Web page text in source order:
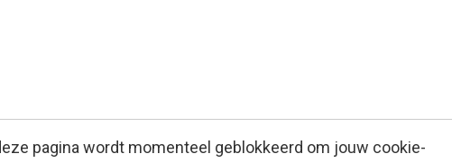
pagina wordt momenteel geblokkeerd om jouw cookie-